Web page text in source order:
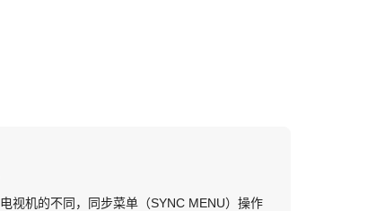
视机的不同，同步菜单（SYNC MENU）操作